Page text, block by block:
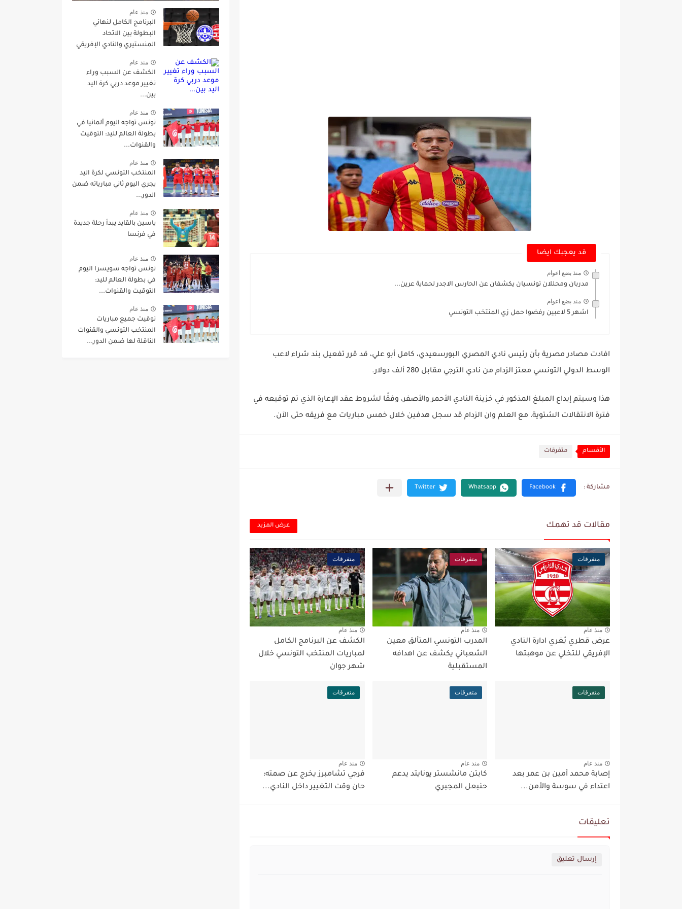
قد يعجبك ايضا
منذ بضع اعوام
مدربان ومحللان تونسيان يكشفان عن الحارس الاجدر لحماية عرين...
منذ بضع اعوام
اشهر 5 لاعبين رفضوا حمل زي المنتخب التونسي
افادت مصادر مصرية بأن رئيس نادي المصري البورسعيدي، كامل أبو علي، قد قرر تفعيل بند شراء لاعب
الوسط الدولي التونسي معتز الزدام من نادي الترجي مقابل 280 ألف دولار.
هذا وسيتم إيداع المبلغ المذكور في خزينة النادي الأحمر والأصفر، وفقًا لشروط عقد الإعارة الذي تم توقيعه في
فترة الانتقالات الشتوية، مع العلم وان الزدام قد سجل هدفين خلال خمس مباريات مع فريقه حتى الآن.
الأقسام متفرقات
مقالات قد تهمك عرض المزيد
متفرقات
منذ عام
عرض قطري يُغري ادارة النادي
الإفريقي للتخلي عن موهبتها
متفرقات
منذ عام
المدرب التونسي المتألق معين
الشعباني يكشف عن اهدافه
المستقبلية
متفرقات
منذ عام
الكشف عن البرنامج الكامل
لمباريات المنتخب التونسي خلال
شهر جوان
متفرقات
منذ عام
إصابة محمد أمين بن عمر بعد
اعتداء في سوسة والأمن...
متفرقات
منذ عام
كابتن مانشستر يونايتد يدعم
حنبعل المجبري
متفرقات
منذ عام
فرجي تشامبرز يخرج عن صمته:
حان وقت التغيير داخل النادي...
تعليقات
إرسال تعليق
منذ عام
البرنامج الكامل لنهائي
البطولة بين الاتحاد
المنستيري والنادي الإفريقي
منذ عام
الكشف عن السبب وراء
تغيير موعد دربي كرة اليد
بين...
منذ عام
تونس تواجه اليوم ألمانيا في
بطولة العالم لليد: التوقيت
والقنوات...
منذ عام
المنتخب التونسي لكرة اليد
يجري اليوم ثاني مبارياته ضمن
الدور...
منذ عام
ياسين بالقايد يبدأ رحلة جديدة
في فرنسا
منذ عام
تونس تواجه سويسرا اليوم
في بطولة العالم لليد:
التوقيت والقنوات...
منذ عام
توقيت جميع مباريات
المنتخب التونسي والقنوات
الناقلة لها ضمن الدور...